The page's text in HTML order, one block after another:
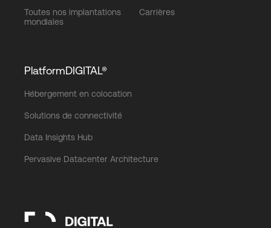
Toutes nos implantations
mondiales
Carrières
PlatformDIGITAL®
Hébergement en colocation
Solutions de connectivité
Data Insights Hub
Pervasive Datacenter Architecture